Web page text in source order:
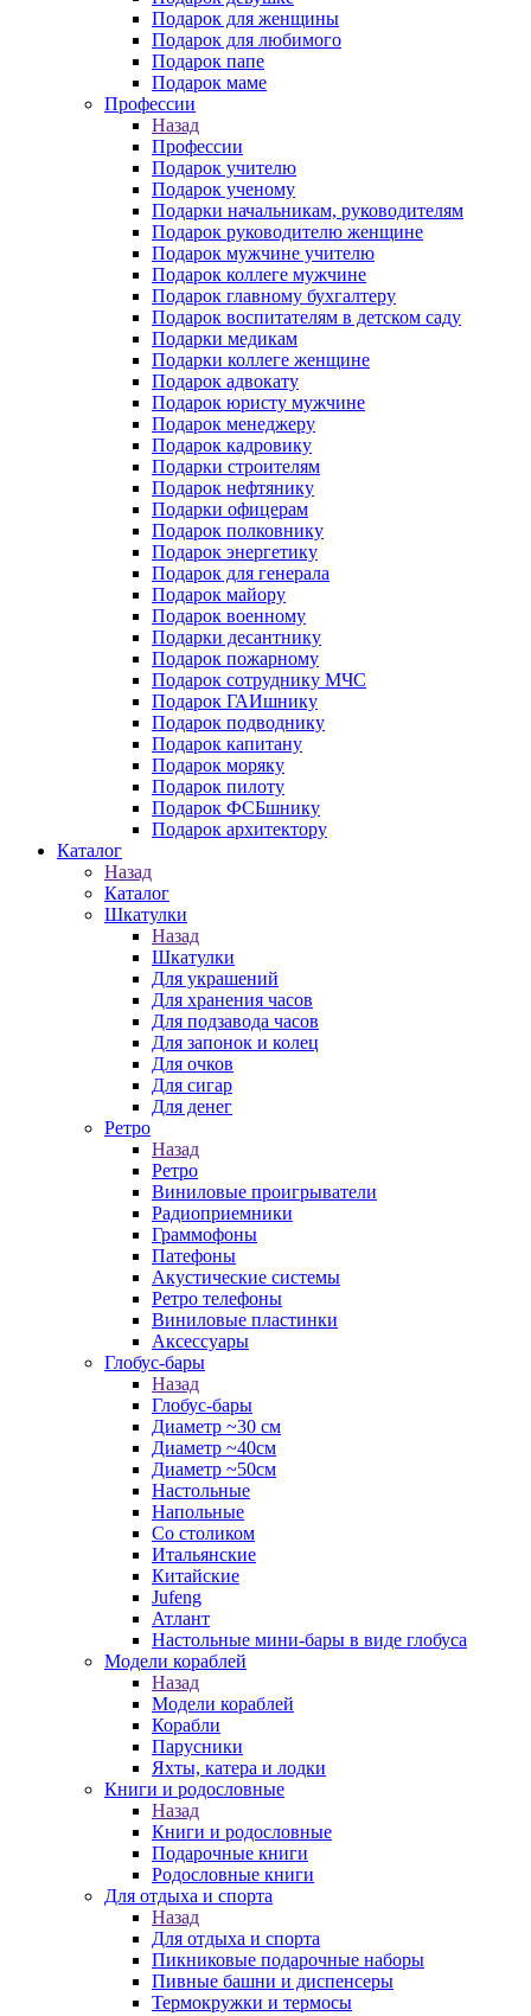
Подарок для женщины
Подарок для любимого
Подарок папе
Подарок маме
Профессии
Назад
Профессии
Подарок учителю
Подарок ученому
Подарки начальникам, руководителям
Подарок руководителю женщине
Подарок мужчине учителю
Подарок коллеге мужчине
Подарок главному бухгалтеру
Подарок воспитателям в детском саду
Подарки медикам
Подарки коллеге женщине
Подарок адвокату
Подарок юристу мужчине
Подарок менеджеру
Подарок кадровику
Подарки строителям
Подарок нефтянику
Подарки офицерам
Подарок полковнику
Подарок энергетику
Подарок для генерала
Подарок майору
Подарок военному
Подарки десантнику
Подарок пожарному
Подарок сотруднику МЧС
Подарок ГАИшнику
Подарок подводнику
Подарок капитану
Подарок моряку
Подарок пилоту
Подарок ФСБшнику
Подарок архитектору
Каталог
Назад
Каталог
Шкатулки
Назад
Шкатулки
Для украшений
Для хранения часов
Для подзавода часов
Для запонок и колец
Для очков
Для сигар
Для денег
Ретро
Назад
Ретро
Виниловые проигрыватели
Радиоприемники
Граммофоны
Патефоны
Акустические системы
Ретро телефоны
Виниловые пластинки
Аксессуары
Глобус-бары
Назад
Глобус-бары
Диаметр ~30 см
Диаметр ~40см
Диаметр ~50см
Настольные
Напольные
Со столиком
Итальянские
Китайские
Jufeng
Атлант
Настольные мини-бары в виде глобуса
Модели кораблей
Назад
Модели кораблей
Корабли
Парусники
Яхты, катера и лодки
Книги и родословные
Назад
Книги и родословные
Подарочные книги
Родословные книги
Для отдыха и спорта
Назад
Для отдыха и спорта
Пикниковые подарочные наборы
Пивные башни и диспенсеры
Термокружки и термосы